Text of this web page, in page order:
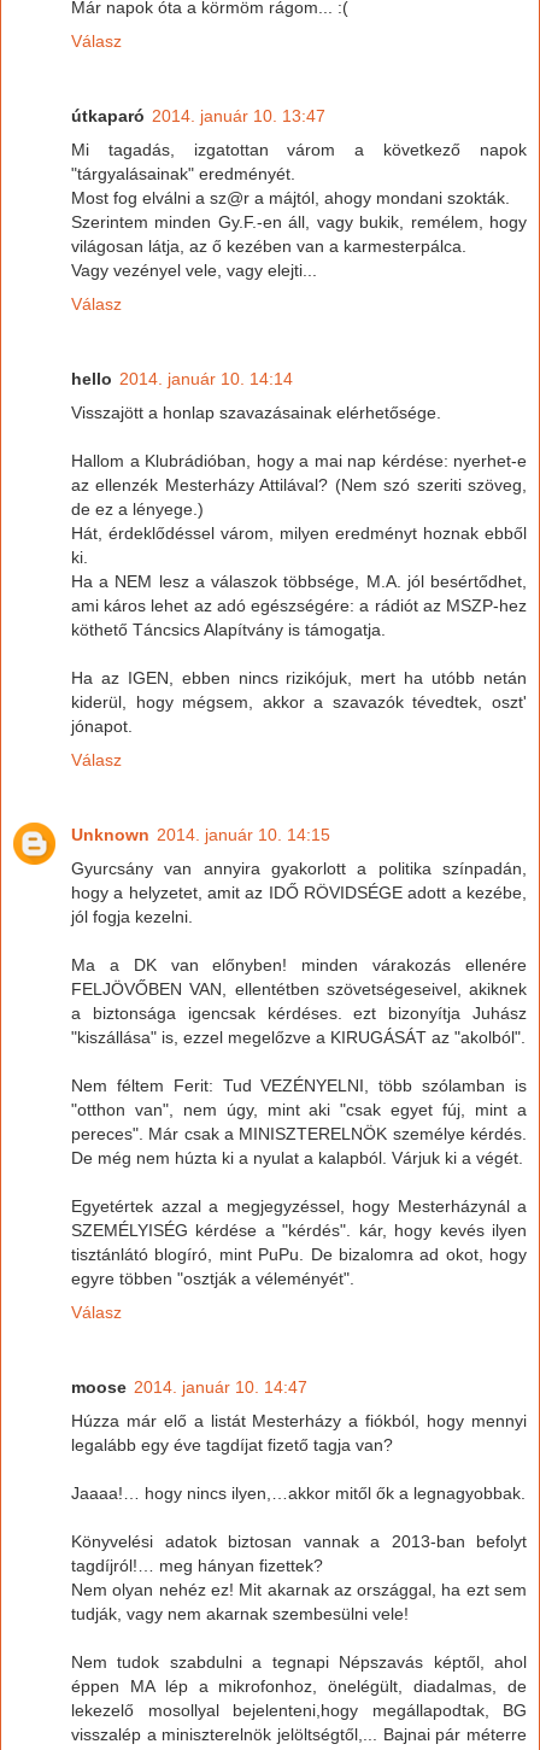
Már napok óta a körmöm rágom... :(
Válasz
útkaparó 2014. január 10. 13:47
Mi tagadás, izgatottan várom a következő napok
"tárgyalásainak" eredményét.
Most fog elválni a sz@r a májtól, ahogy mondani szokták.
Szerintem minden Gy.F.-en áll, vagy bukik, remélem, hogy
világosan látja, az ő kezében van a karmesterpálca.
Vagy vezényel vele, vagy elejti...
Válasz
hello 2014. január 10. 14:14
Visszajött a honlap szavazásainak elérhetősége.
Hallom a Klubrádióban, hogy a mai nap kérdése: nyerhet-e
az ellenzék Mesterházy Attilával? (Nem szó szeriti szöveg,
de ez a lényege.)
Hát, érdeklődéssel várom, milyen eredményt hoznak ebből
ki.
Ha a NEM lesz a válaszok többsége, M.A. jól besértődhet,
ami káros lehet az adó egészségére: a rádiót az MSZP-hez
köthető Táncsics Alapítvány is támogatja.
Ha az IGEN, ebben nincs rizikójuk, mert ha utóbb netán
kiderül, hogy mégsem, akkor a szavazók tévedtek, oszt'
jónapot.
Válasz
Unknown 2014. január 10. 14:15
Gyurcsány van annyira gyakorlott a politika színpadán,
hogy a helyzetet, amit az IDŐ RÖVIDSÉGE adott a kezébe,
jól fogja kezelni.
Ma a DK van előnyben! minden várakozás ellenére
FELJÖVŐBEN VAN, ellentétben szövetségeseivel, akiknek
a biztonsága igencsak kérdéses. ezt bizonyítja Juhász
"kiszállása" is, ezzel megelőzve a KIRUGÁSÁT az "akolból".
Nem féltem Ferit: Tud VEZÉNYELNI, több szólamban is
"otthon van", nem úgy, mint aki "csak egyet fúj, mint a
pereces". Már csak a MINISZTERELNÖK személye kérdés.
De még nem húzta ki a nyulat a kalapból. Várjuk ki a végét.
Egyetértek azzal a megjegyzéssel, hogy Mesterházynál a
SZEMÉLYISÉG kérdése a "kérdés". kár, hogy kevés ilyen
tisztánlátó blogíró, mint PuPu. De bizalomra ad okot, hogy
egyre többen "osztják a véleményét".
Válasz
moose 2014. január 10. 14:47
Húzza már elő a listát Mesterházy a fiókból, hogy mennyi
legalább egy éve tagdíjat fizető tagja van?
Jaaaa!… hogy nincs ilyen,…akkor mitől ők a legnagyobbak.
Könyvelési adatok biztosan vannak a 2013-ban befolyt
tagdíjról!… meg hányan fizettek?
Nem olyan nehéz ez! Mit akarnak az országgal, ha ezt sem
tudják, vagy nem akarnak szembesülni vele!
Nem tudok szabdulni a tegnapi Népszavás képtől, ahol
éppen MA lép a mikrofonhoz, önelégült, diadalmas, de
lekezelő mosollyal bejelenteni,hogy megállapodtak, BG
visszalép a miniszterelnök jelöltségtől,... Bajnai pár méterre